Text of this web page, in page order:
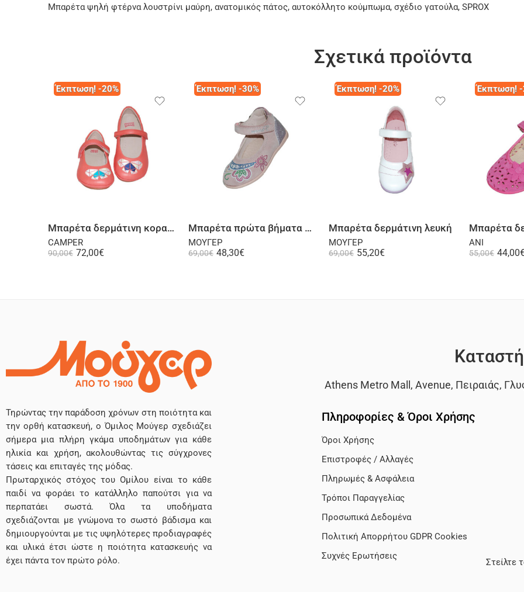
Μπαρέτα ψηλή φτέρνα λουστρίνι μαύρη, ανατομικός πάτος, αυτοκόλλητο κούμπωμα, σχέδιο γατούλα, SPROX
Σχετικά προϊόντα
Έκπτωση! -20%
Μπαρέτα δερμάτινη κοραλλί
CAMPER
90,00€ 72,00€
Έκπτωση! -30%
Μπαρέτα πρώτα βήματα ψηλή φτέρνα δερμάτινη σαμουά ροζ
ΜΟΥΓΕΡ
69,00€ 48,30€
Έκπτωση! -20%
Επιλογή
Μπαρέτα δερμάτινη λευκή
ΜΟΥΓΕΡ
69,00€ 55,20€
Έκπτωση! -
Μπαρέτα
ANI
55,00€ 44,00
Τηρώντας την παράδοση χρόνων στη ποιότητα και
την ορθή κατασκευή, ο Όμιλος Μούγερ σχεδιάζει
σήμερα μια πλήρη γκάμα υποδημάτων για κάθε
ηλικία και χρήση, ακολουθώντας τις σύγχρονες
τάσεις και επιταγές της μόδας.
Πρωταρχικός στόχος του Ομίλου είναι το κάθε
παιδί να φοράει το κατάλληλο παπούτσι για να
περπατάει σωστά. Όλα τα υποδήματα
σχεδιάζονται με γνώμονα το σωστό βάδισμα και
δημιουργούνται με τις υψηλότερες προδιαγραφές
και υλικά έτσι ώστε η ποιότητα κατασκευής να
έχει πάντα τον πρώτο ρόλο.
Athens Metro Mall, Avenue, Πειραιάς,
Πληροφορίες & Όροι Χρήσης
Όροι Χρήσης
Επιστροφές / Αλλαγές
Πληρωμές & Ασφάλεια
Τρόποι Παραγγελίας
Προσωπικά Δεδομένα
Πολιτική Απορρήτου GDPR Cookies
Συχνές Ερωτήσεις
Στείλτε